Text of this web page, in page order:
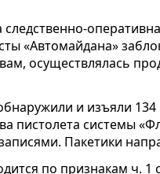
«Автомайдана»
осуществлялась
и изъяли
пистолета системы
Пакетики
по признакам ч. 1